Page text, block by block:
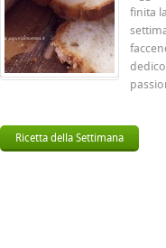
finita
Ricetta della Settimana